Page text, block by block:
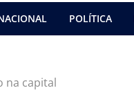
POLÍTICA
na capital